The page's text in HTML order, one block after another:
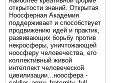
открытости знаний. Открытая
Ноосферная Академия
поддерживает и способствует
продвижению идей и практик,
развивающих борьбу против
некросферы, уничтожающей
ноосферу человечества, его
коллективный живой
интеллект человеческой
цивилизации...ноосфера -